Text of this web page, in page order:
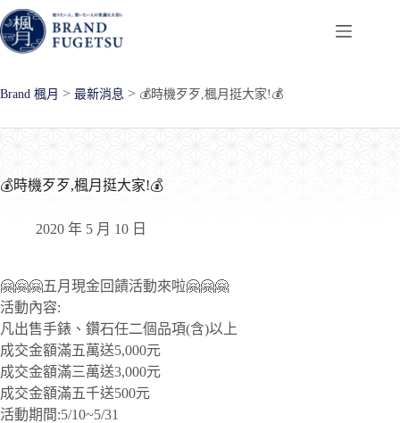
跳
至
主
內
Brand 楓月 > 最新消息 > 💰時機歹歹,楓月挺大家!💰
💰時機歹歹,楓月挺大家!💰
2020 年 5 月 10 日
🤗🤗🤗五月現金回饋活動來啦🤗🤗🤗
活動內容:
凡出售手錶、鑽石任二個品項(含)以上
成交金額滿五萬送5,000元
成交金額滿三萬送3,000元
成交金額滿五千送500元
活動期間:5/10~5/31